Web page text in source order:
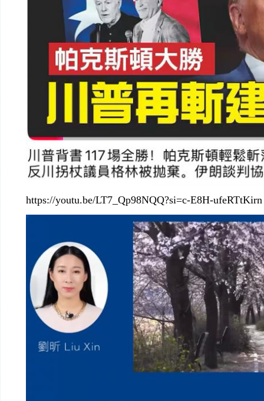
https://youtu.be/LT7_Qp98NQQ?si=c-E8H-ufeRTtKirn